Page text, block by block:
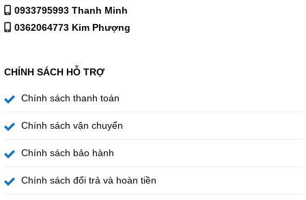
0933795993 Thanh Minh
0362064773 Kim Phượng
CHÍNH SÁCH HỖ TRỢ
Chính sách thanh toán
Chính sách vận chuyển
Chính sách bảo hành
Chính sách đổi trả và hoàn tiền